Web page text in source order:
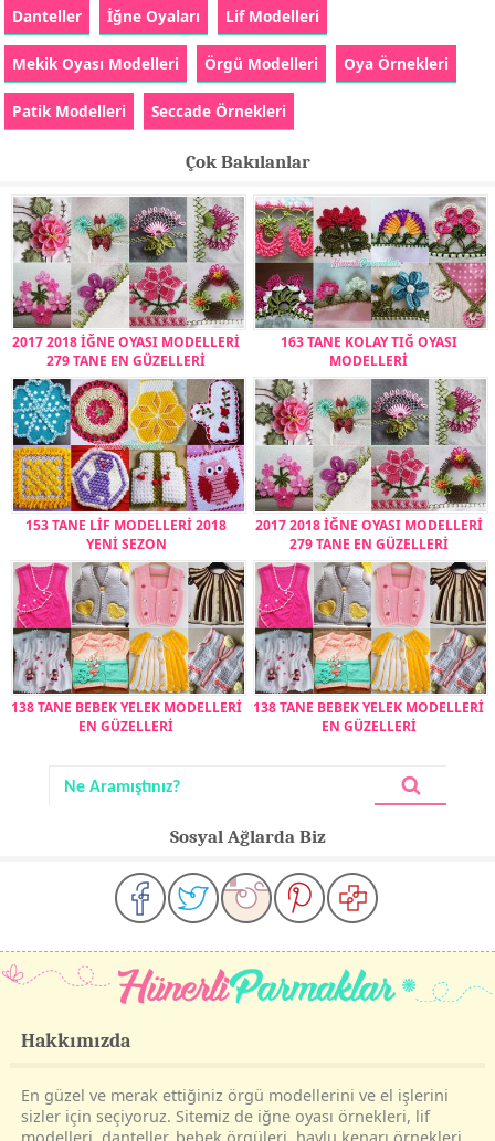
Danteller İğne Oyaları Lif Modelleri
Mekik Oyası Modelleri Örgü Modelleri Oya Örnekleri
Patik Modelleri Seccade Örnekleri
Çok Bakılanlar
2017 2018 İĞNE OYASI MODELLERİ
279 TANE EN GÜZELLERİ
163 TANE KOLAY TIĞ OYASI
MODELLERİ
153 TANE LİF MODELLERİ 2018
YENİ SEZON
2017 2018 İĞNE OYASI MODELLERİ
279 TANE EN GÜZELLERİ
138 TANE BEBEK YELEK MODELLERİ
EN GÜZELLERİ
138 TANE BEBEK YELEK MODELLERİ
EN GÜZELLERİ
Sosyal Ağlarda Biz
Hakkımızda
En güzel ve merak ettiğiniz örgü modellerini ve el işlerini
sizler için seçiyoruz. Sitemiz de iğne oyası örnekleri, lif